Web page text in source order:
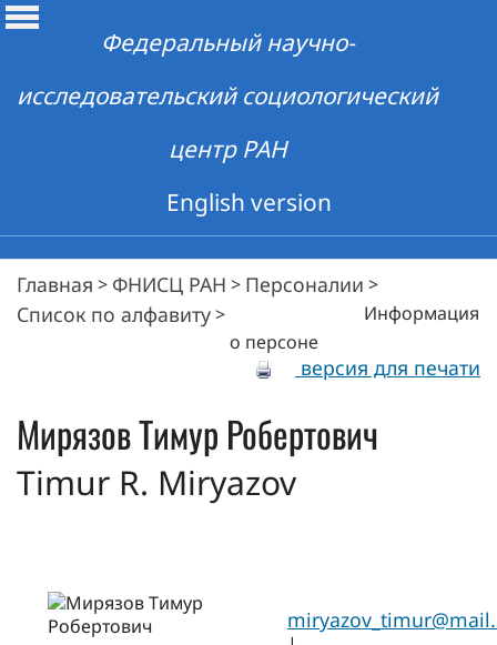
Федеральный научно-
исследовательский социологический
центр РАН
English version
Главная > ФНИСЦ РАН > Персоналии >
Список по алфавиту>
Информация
о персоне
версия для печати
МирязовТимур Робертович
Timur R. Miryazov